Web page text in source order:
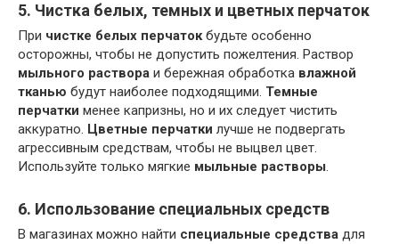
5. Чистка белых, темных и цветных перчаток
При чистке белых перчатокбудьте особенно
осторожны, чтобы не допустить пожелтения. Раствор
мыльного раствора и бережная обработка влажной
тканью будут наиболее подходящими. Темные
перчатки менее капризны, но и их следует чистить
аккуратно. Цветные перчатки лучше не подвергать
агрессивным средствам, чтобы не выцвел цвет.
Используйте только мягкие мыльные растворы.
6. Использование специальных средств
В магазинах можно найти специальные средства для